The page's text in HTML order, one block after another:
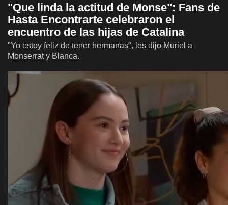
"Que linda la actitud de Monse": Fans de
Hasta Encontrarte celebraron el
encuentro de las hijas de Catalina
"Yo estoy feliz de tener hermanas", les dijo Muriel a
Monserrat y Blanca.